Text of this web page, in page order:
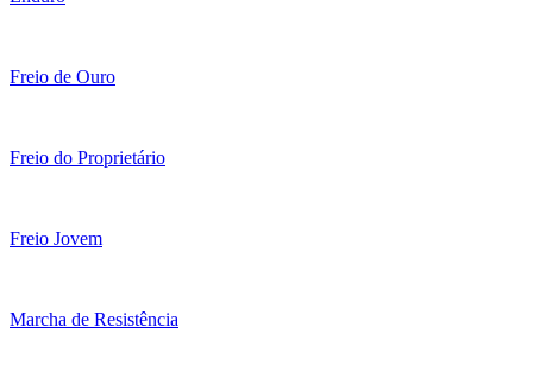
Freio de Ouro
Freio do Proprietário
Freio Jovem
Marcha de Resistência